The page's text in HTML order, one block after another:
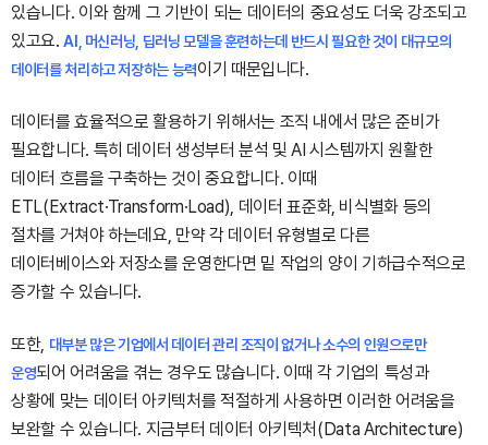
있습니다. 이와 함께 그 기반이 되는 데이터의 중요성도 더욱 강조되고
있고요.AI, 머신러닝, 딥러닝 모델을 훈련하는데 반드시 필요한 것이 대규모의
데이터를 처리하고 저장하는 능력이기 때문입니다.
데이터를 효율적으로 활용하기 위해서는 조직 내에서 많은 준비가
필요합니다. 특히 데이터 생성부터 분석 및 AI 시스템까지 원활한
데이터 흐름을 구축하는 것이 중요합니다. 이때
ETL(Extract·Transform·Load), 데이터 표준화, 비식별화 등의
절차를 거쳐야 하는데요, 만약 각 데이터 유형별로 다른
데이터베이스와 저장소를 운영한다면 밑 작업의 양이 기하급수적으로
증가할 수 있습니다.
또한, 대부분 많은 기업에서 데이터 관리 조직이 없거나 소수의 인원으로만
운영되어 어려움을 겪는 경우도 많습니다. 이때 각 기업의 특성과
상황에 맞는 데이터 아키텍처를 적절하게 사용하면 이러한 어려움을
보완할 수 있습니다. 지금부터 데이터 아키텍처(Data Architecture)